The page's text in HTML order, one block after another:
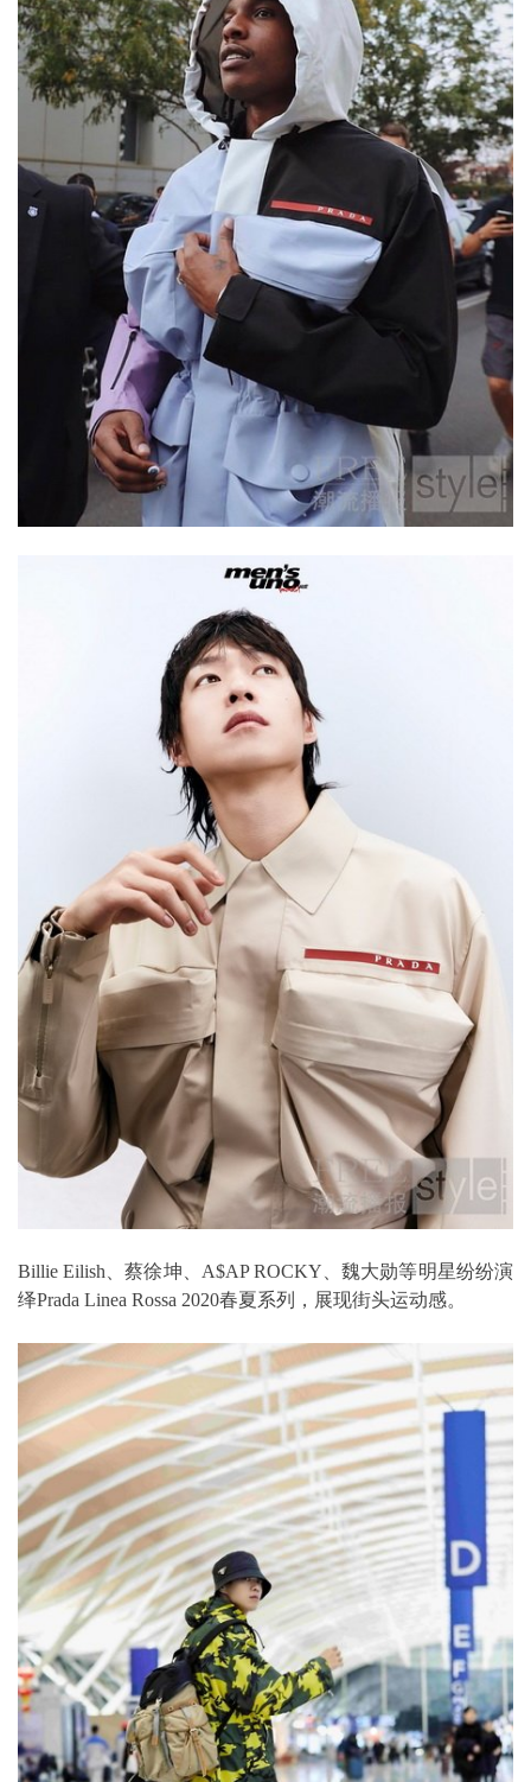
Billie Eilish、蔡徐坤、A$AP ROCKY、魏大勋等明星纷纷演
绎Prada Linea Rossa 2020春夏系列，展现街头运动感。